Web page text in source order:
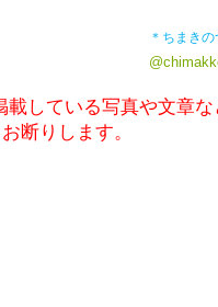
＊ちまき
載している写真や文章
断りします。